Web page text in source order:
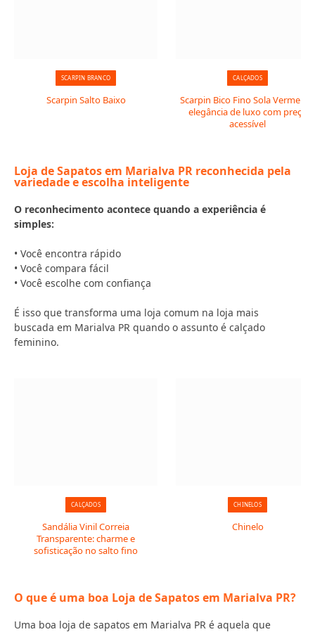
SCARPIN BRANCO
Scarpin Salto Baixo
CALÇADOS
Scarpin Bico Fino Sola Vermelha:
elegância de luxo com preço
acessível
Loja de Sapatos em Marialva PR reconhecida pela
variedade e escolha inteligente
O reconhecimento acontece quando a experiência é
simples:
• Você encontra rápido
• Você compara fácil
• Você escolhe com confiança
É isso que transforma uma loja comum na loja mais
buscada em Marialva PR quando o assunto é calçado
feminino.
CALÇADOS
Sandália Vinil Correia
Transparente: charme e
sofisticação no salto fino
CHINELOS
Chinelo
O que é uma boa Loja de Sapatos em Marialva PR?
Uma boa loja de sapatos em Marialva PR é aquela que